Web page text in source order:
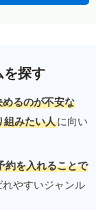
を探す
るのが不安な
組みたい人に向い
約を入れることで
れやすいジャンル